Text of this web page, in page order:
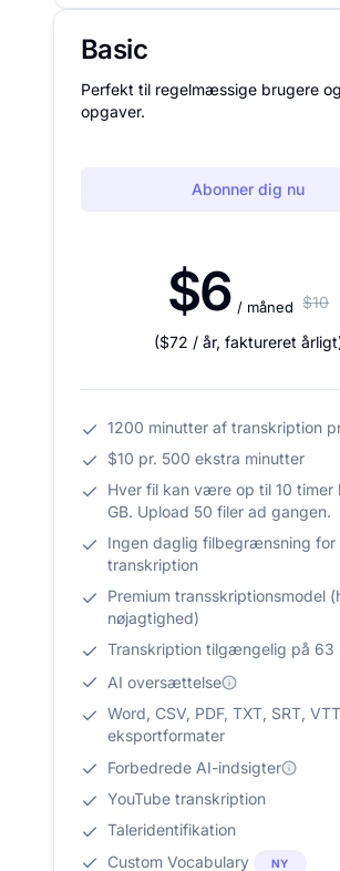
Basic
Perfekt til regelmæssige brugere
opgaver.
Abonner dig nu
$6 / måned $10
($72 / år, faktureret årligt
1200 minutter af transkription
$10 pr. 500 ekstra minutter
Hver fil kan være op til 10 timer
GB. Upload 50 filer ad gangen.
Ingen daglig filbegrænsning for
transkription
Premium transskriptionsmodel
nøjagtighed)
Transkription tilgængelig på 63
AI oversættelse
Word, CSV, PDF, TXT, SRT, VTT
eksportformater
Forbedrede AI-indsigter
YouTube transkription
Taleridentifikation
Custom Vocabulary
NY